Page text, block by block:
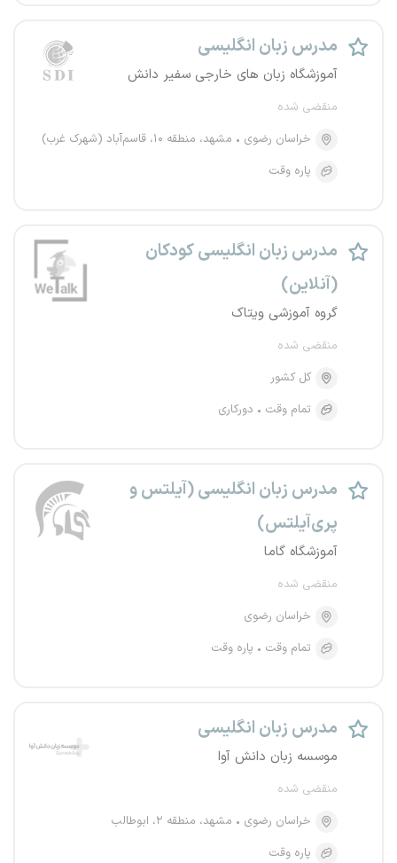
مدرس زبان انگلیسی
آموزشگاه زبان های خارجی سفیر دانش
منقضی شده
خراسان رضوی
مشهد، منطقه ۱۰، قاسم‌آباد (شهرک غرب)
پاره وقت
مدرس زبان انگلیسی کودکان
(آنلاین)
گروه آموزشی ویتاک
منقضی شده
کل کشور
تمام وقت
دورکاری
مدرس زبان انگلیسی (آیلتس و
پری‌آیلتس)
آموزشگاه گاما
منقضی شده
خراسان رضوی
تمام وقت
پاره وقت
مدرس زبان انگلیسی
موسسه زبان دانش آوا
منقضی شده
خراسان رضوی
مشهد، منطقه ۲، ابوطالب
پاره وقت